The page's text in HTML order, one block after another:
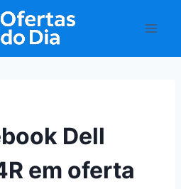
Dell
em oferta